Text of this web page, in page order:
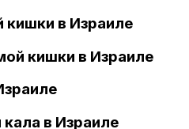
кишки в Израиле
кишки в Израиле
в Израиле